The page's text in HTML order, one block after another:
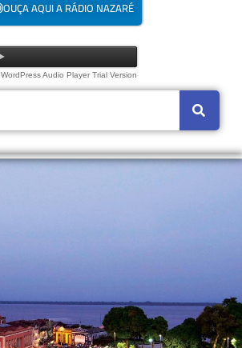
OUÇA AQUI A RÁDIO NAZARÉ
WordPress Audio Player Trial Version